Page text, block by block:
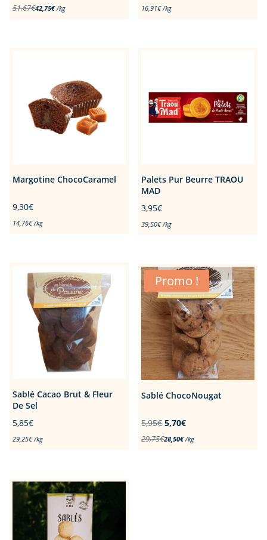
prix prix
51,67€42,75€ /kg 16,91€ /kg
Margotine ChocoCaramel
9,30€
14,76€ /kg
Palets Pur Beurre TRAOU
MAD
3,95€
39,50€ /kg
Sablé Cacao Brut & Fleur
De Sel
5,85€
29,25€ /kg
Promo !
Sablé ChocoNougat
5,95€ Le
prix
5,70€Le
prix
29,75€28,50€ /kg